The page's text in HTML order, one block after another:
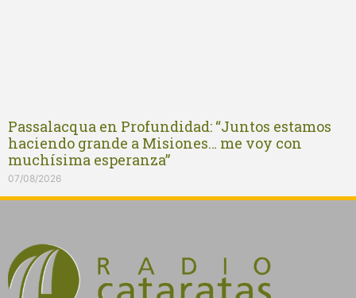
Passalacqua en Profundidad: “Juntos estamos
haciendo grande a Misiones… me voy con
muchísima esperanza”
07/08/2026